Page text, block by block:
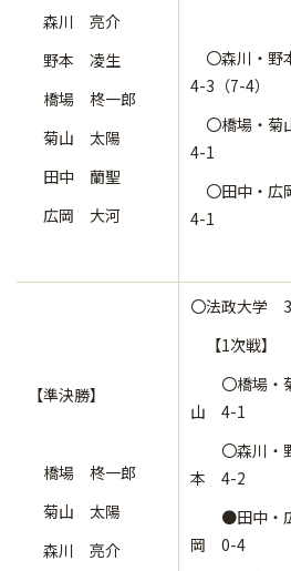
森川 亮介
野本 凌生
橋場 柊一郎
菊山 太陽
田中 蘭聖
広岡 大河
〇森川・野
4-3（7-4）
〇橋場・菊
4-1
〇田中・広
4-1
【準決勝】
橋場 柊一郎
菊山 太陽
森川 亮介
〇法政大学
【1次戦】
〇橋場・
山 4-1
〇森川・
本 4-2
●田中・
岡 0-4